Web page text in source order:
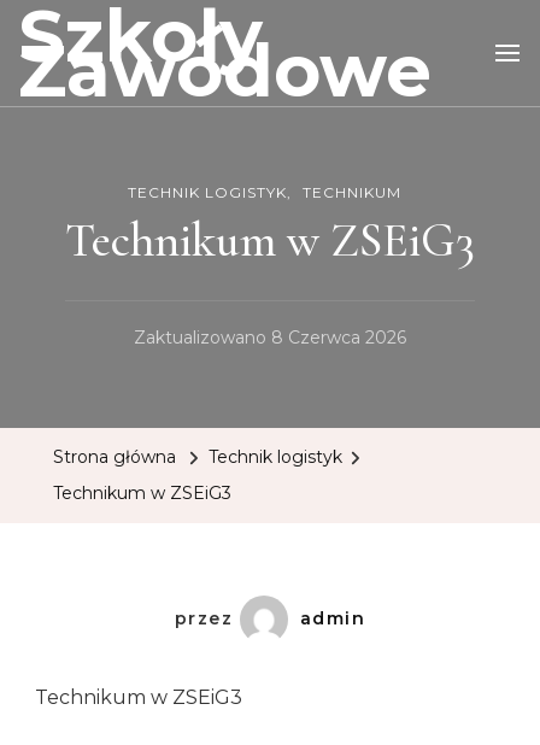
Szkoły
Zawodowe
TECHNIK LOGISTYK TECHNIKUM
Technikum w ZSEiG3
Zaktualizowano 8 Czerwca 2026
Strona główna
Technik logistyk
Technikum w ZSEiG3
przez admin
Technikum w ZSEiG3